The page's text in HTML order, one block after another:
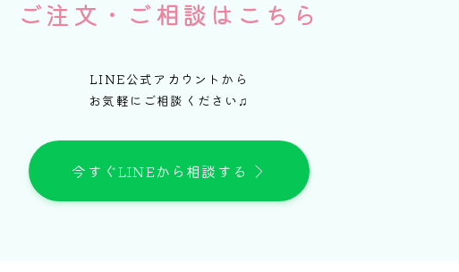
ご注文・ご相談はこちら
LINE公式アカウントから
お気軽にご相談ください♫
今すぐLINEから相談する